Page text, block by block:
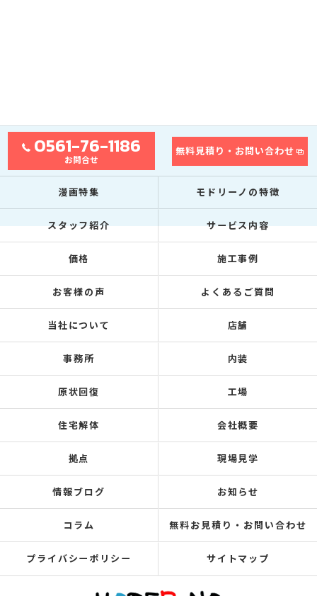
0561-76-1186
お問合せ
無料見積り・お問い合わせ
漫画特集 モドリーノの特徴
スタッフ紹介 サービス内容
価格 施工事例
お客様の声 よくあるご質問
当社について 店舗
事務所 内装
原状回復 工場
住宅解体 会社概要
拠点 現場見学
情報ブログ お知らせ
コラム 無料お見積り・お問い合わせ
プライバシーポリシー サイトマップ